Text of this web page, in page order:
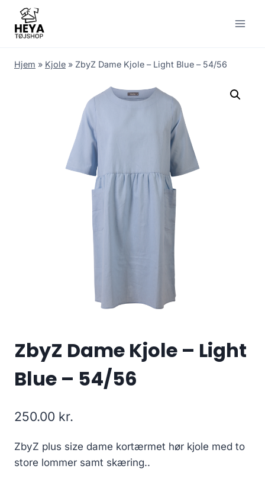
content
Hjem » Kjole » ZbyZ Dame Kjole – Light Blue – 54/56
ZbyZ Dame Kjole – Light
Blue – 54/56
250.00 kr.
ZbyZ plus size dame kortærmet hør kjole med to
store lommer samt skæring..